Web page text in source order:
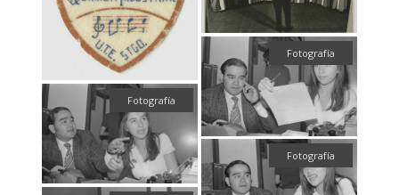
Fotografía
Fotografía
Fotografía